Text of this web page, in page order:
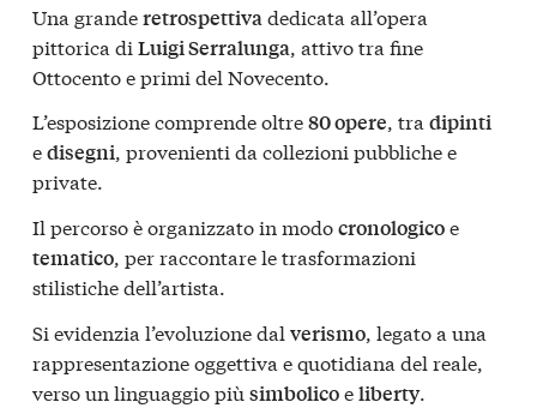
Una granderetrospettivadedicata all’opera
pittorica di Luigi Serralunga, attivo tra fine
Ottocento e primi del Novecento.
L’esposizione comprende oltre80 opere, tra dipinti
edisegni, provenienti da collezioni pubbliche e
private.
Il percorso è organizzato in modocronologicoe
tematico, per raccontare le trasformazioni
stilistiche dell’artista.
Si evidenzia l’evoluzione dal verismo, legato a una
rappresentazione oggettiva e quotidiana del reale,
verso un linguaggio più simbolicoeliberty.